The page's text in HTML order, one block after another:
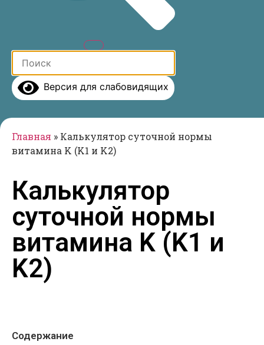
Версия для слабовидящих
Главная » Калькулятор суточной нормы
витамина K (K1 и K2)
Калькулятор
суточной нормы
витамина K (K1 и
K2)
Содержание